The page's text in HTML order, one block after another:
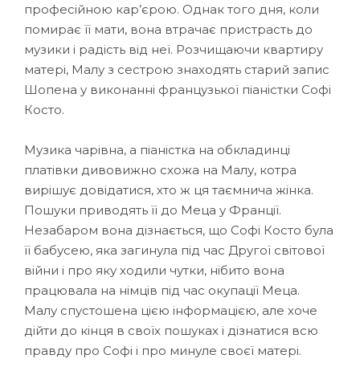
професійною кар’єрою. Однак того дня, коли
помирає її мати, вона втрачає пристрасть до
музики і радість від неї. Розчищаючи квартиру
матері, Малу з сестрою знаходять старий запис
Шопена у виконанні французької піаністки Софі
Косто.
Музика чарівна, а піаністка на обкладинці
платівки дивовижно схожа на Малу, котра
вирішує довідатися, хто ж ця таємнича жінка.
Пошуки приводять її до Меца у Франції.
Незабаром вона дізнається, що Софі Косто була
її бабусею, яка загинула під час Другої світової
війни і про яку ходили чутки, нібито вона
працювала на німців під час окупації Меца.
Малу спустошена цією інформацією, але хоче
дійти до кінця в своїх пошуках і дізнатися всю
правду про Софі і про минуле своєї матері.